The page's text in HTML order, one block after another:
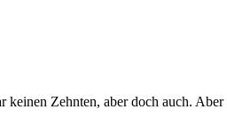
Zehnten, aber doch auch.